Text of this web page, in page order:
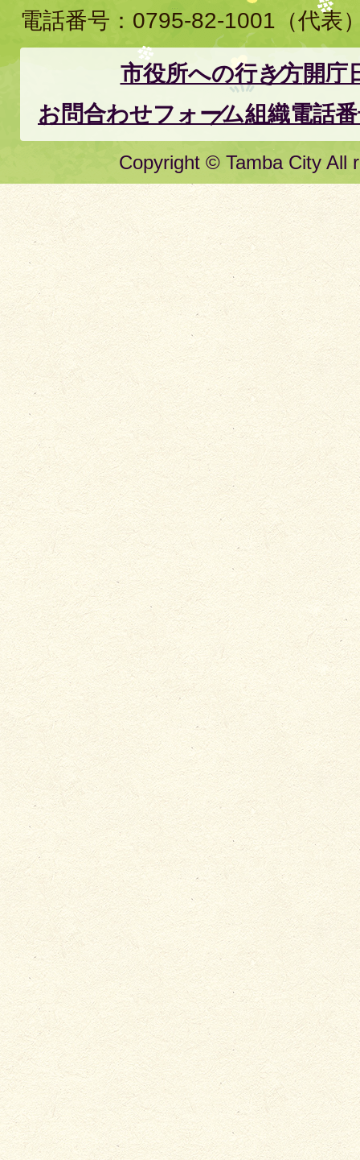
電話番号： 0795-82-1001 （代表
市役所への行き方開庁
お問合わせフォーム組織電話
Copyright © Tamba City All